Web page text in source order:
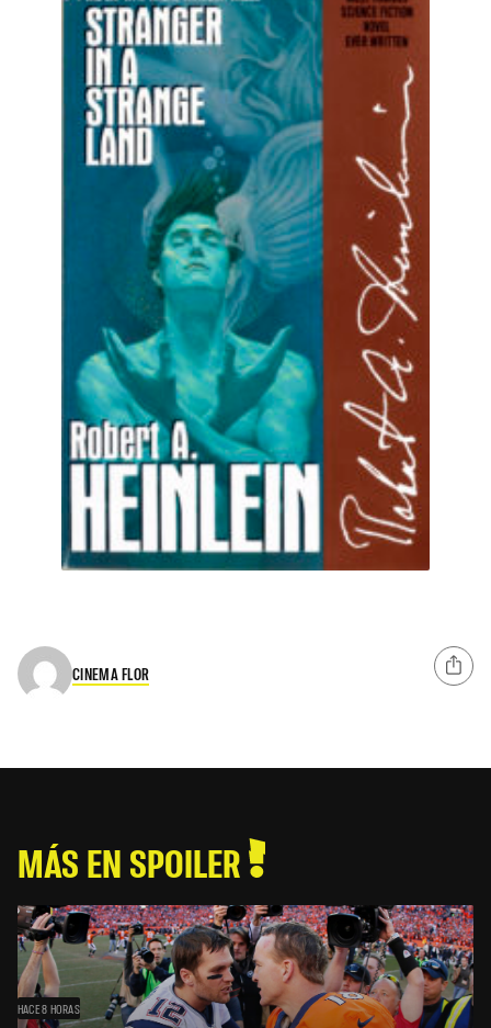
CINEMA FLOR
MÁS EN SPOILER
HACE 8 HORAS